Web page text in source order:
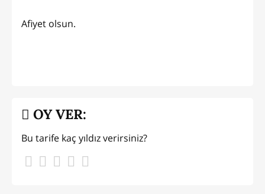
Afiyet olsun.
OY VER:
Bu tarife kaç yıldız verirsiniz?